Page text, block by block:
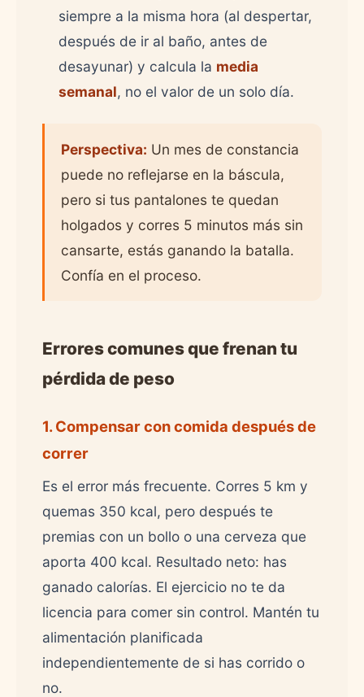
siempre a la misma hora (al despertar,
después de ir al baño, antes de
desayunar) y calcula la media
semanal, no el valor de un solo día.
Perspectiva: Un mes de constancia
puede no reflejarse en la báscula,
pero si tus pantalones te quedan
holgados y corres 5 minutos más sin
cansarte, estás ganando la batalla.
Confía en el proceso.
Errores comunes que frenan tu
pérdida de peso
1. Compensar con comida después de
correr
Es el error más frecuente. Corres 5 km y
quemas 350 kcal, pero después te
premias con un bollo o una cerveza que
aporta 400 kcal. Resultado neto: has
ganado calorías. El ejercicio no te da
licencia para comer sin control. Mantén tu
alimentación planificada
independientemente de si has corrido o
no.